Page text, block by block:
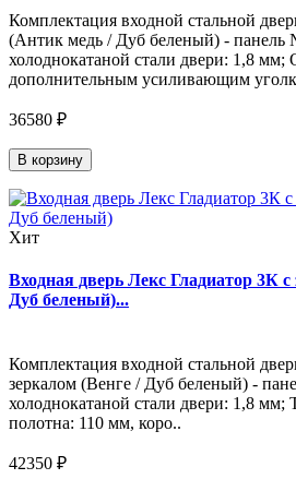
Комплектация входной стальной
(Антик медь / Дуб беленый) -
холоднокатаной стали двери: 1,8 мм;
дополнительным усиливающим
36580 ₽
В корзину
Хит
Входная дверь Лекс Гладиатор 3К
Дуб беленый)...
Комплектация входной стальной
зеркалом (Венге / Дуб беленый) -
холоднокатаной стали двери: 1,8 мм;
полотна: 110 мм, коро..
42350 ₽